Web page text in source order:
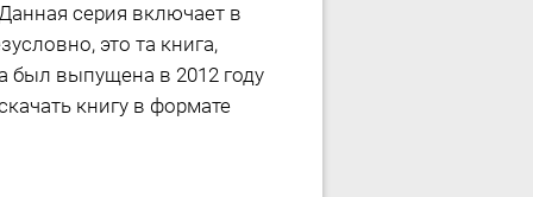
серия включает в
это та книга,
был выпущена в 2012 году
книгу в формате